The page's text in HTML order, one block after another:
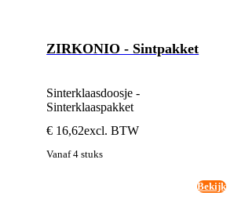
ZIRKONIO - Sintpakket
Sinterklaasdoosje -
Sinterklaaspakket
€ 16,62excl. BTW
Vanaf 4 stuks
Bekijk